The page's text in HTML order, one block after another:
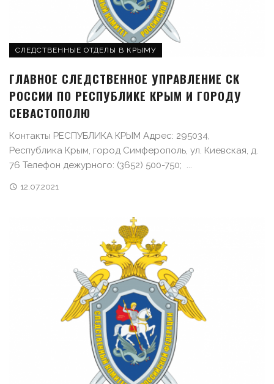
СЛЕДСТВЕННЫЕ ОТДЕЛЫ В КРЫМУ
ГЛАВНОЕ СЛЕДСТВЕННОЕ УПРАВЛЕНИЕ СК
РОССИИ ПО РЕСПУБЛИКЕ КРЫМ И ГОРОДУ
СЕВАСТОПОЛЮ
Контакты РЕСПУБЛИКА КРЫМ Адрес: 295034,
Республика Крым, город Симферополь, ул. Киевская, д.
76 Телефон дежурного: (3652) 500-750; ...
12.07.2021